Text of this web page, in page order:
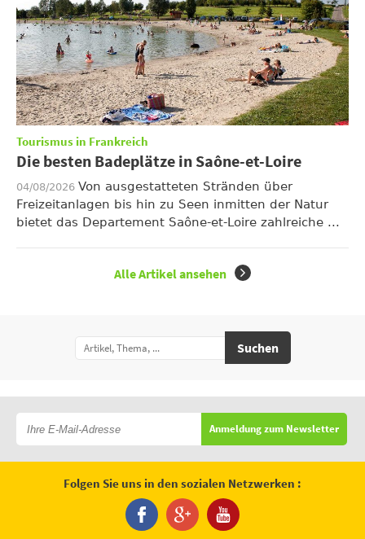
Tourismus in Frankreich
Die besten Badeplätze in Saône-et-Loire
04/08/2026 Von ausgestatteten Stränden über
Freizeitanlagen bis hin zu Seen inmitten der Natur
bietet das Departement Saône-et-Loire zahlreiche ...
Alle Artikel ansehen
Suchen
Anmeldung zum Newsletter
Folgen Sie uns in den sozialen Netzwerken :